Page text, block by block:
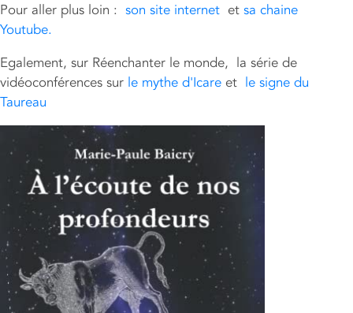
Pour aller plus loin : son site internet et sa chaine
Youtube.
Egalement, sur Réenchanter le monde, la série de
vidéoconférences sur le mythe d'Icare et le signe du
Taureau